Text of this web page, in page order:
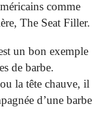
comme
The Seat Filler.
un bon exemple
de barbe.
la tête chauve, il
d’une barbe